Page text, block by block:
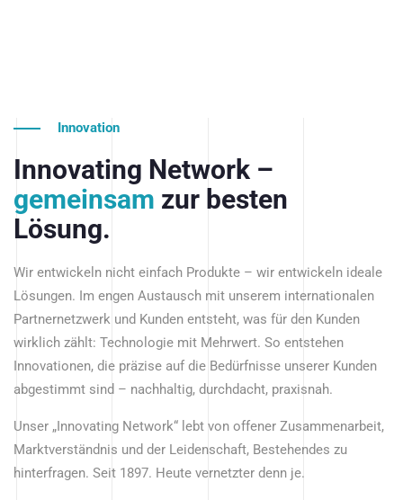
Innovation
Innovating Network –
gemeinsam zur besten
Lösung.
Wir entwickeln nicht einfach Produkte – wir entwickeln ideale
Lösungen. Im engen Austausch mit unserem internationalen
Partnernetzwerk und Kunden entsteht, was für den Kunden
wirklich zählt: Technologie mit Mehrwert. So entstehen
Innovationen, die präzise auf die Bedürfnisse unserer Kunden
abgestimmt sind – nachhaltig, durchdacht, praxisnah.
Unser „Innovating Network“ lebt von offener Zusammenarbeit,
Marktverständnis und der Leidenschaft, Bestehendes zu
hinterfragen. Seit 1897. Heute vernetzter denn je.